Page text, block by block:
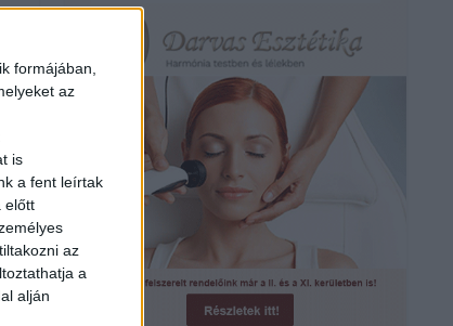
formájában,
az
is
a fent leírtak
előtt
az
a
alján